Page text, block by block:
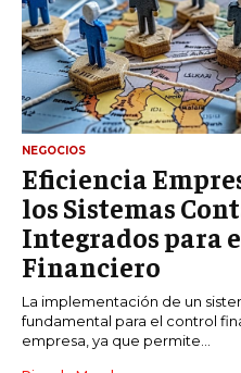
NEGOCIOS
Eficiencia
los Sistemas
Integrados para
Financiero
La implementación de un
fundamental para el control
empresa, ya que permite...